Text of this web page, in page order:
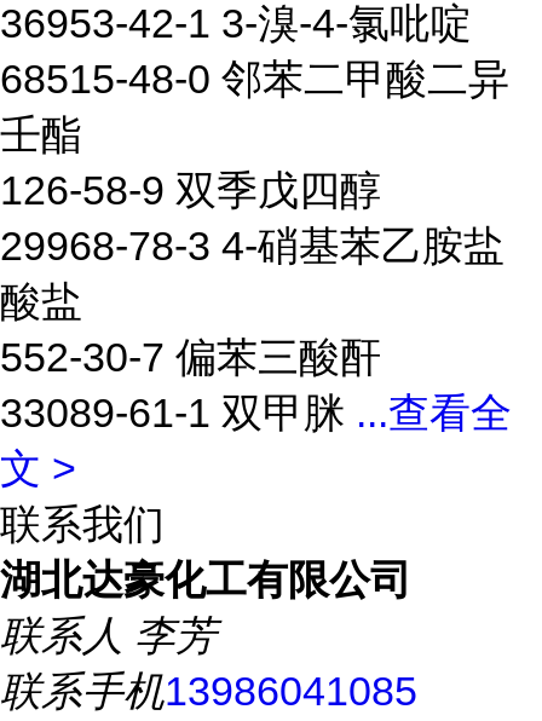
36953-42-1 3-溴-4-氯吡啶
68515-48-0 邻苯二甲酸二异
壬酯
126-58-9 双季戊四醇
29968-78-3 4-硝基苯乙胺盐
酸盐
552-30-7 偏苯三酸酐
33089-61-1 双甲脒 ...查看全
文 >
联系我们
湖北达豪化工有限公司
联系人 李芳
联系手机13986041085